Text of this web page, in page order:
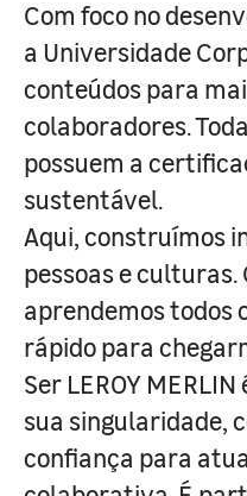
Com foco no
a Universidade
conteúdos para
colaboradores.
possuem a
sustentável.
Aqui, construímos
pessoas e
aprendemos todos
rápido para
Ser LEROY
sua singularidade,
confiança para